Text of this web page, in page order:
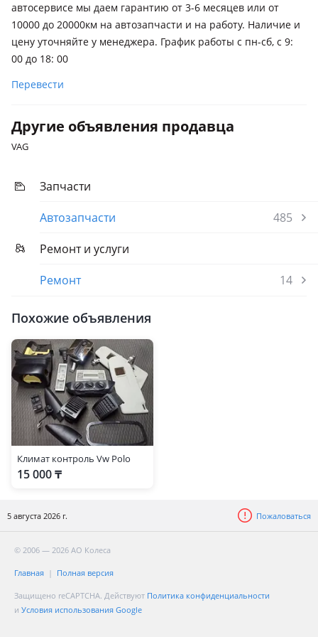
автосервисе мы даем гарантию от 3-6 месяцев или от
10000 до 20000км на автозапчасти и на работу. Наличие и
цену уточняйте у менеджера. График работы с пн-сб, с 9:
00 до 18: 00
Перевести
Другие объявления продавца
VAG
Запчасти
Автозапчасти
485
Ремонт и услуги
Ремонт
14
Похожие объявления
Климат контроль Vw Polo
15 000 ₸
5 августа 2026 г. Пожаловаться
© 2006 — 2026 АО Колеса
Главная Полная версия
Защищено reCAPTCHA. Действуют Политика конфиденциальности
и Условия использования Google